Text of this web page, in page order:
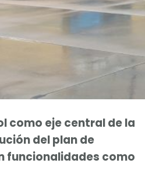
como eje central de la
del plan de
funcionalidades como